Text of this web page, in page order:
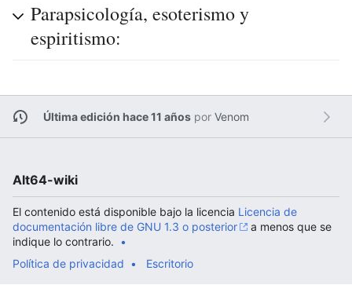
Parapsicología, esoterismo y
espiritismo:
Última edición hace 11 añospor Venom
Alt64-wiki
El contenido está disponible bajo la licencia Licencia de
documentación libre de GNU 1.3 o posterior
a menos que se
indique lo contrario.
Política de privacidad
Escritorio